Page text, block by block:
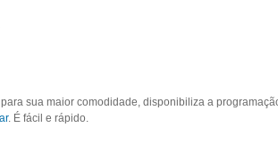
sua maior comodidade, disponibiliza a
. É fácil e rápido.